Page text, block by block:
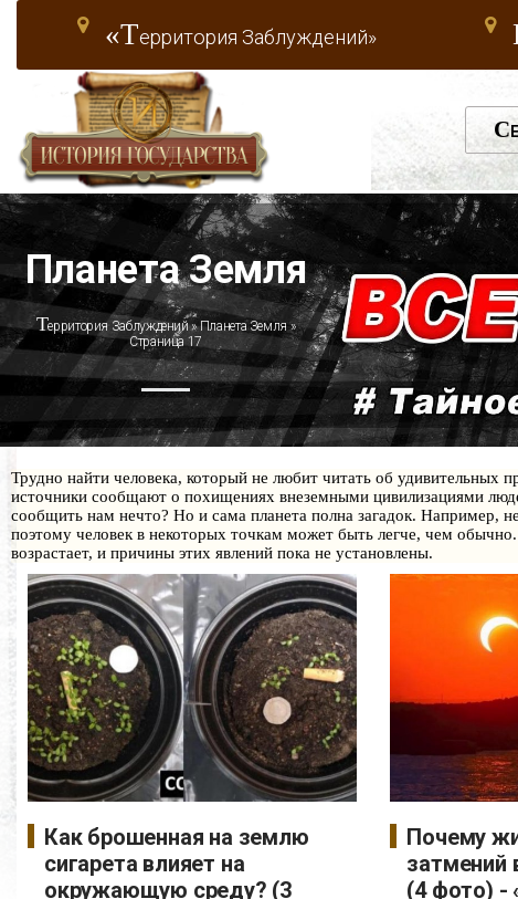
«Территория Заблуждений»
С
Планета Земля
Территория Заблуждений»Планета Земля»
Страница 17
Трудно найти человека, который не любит читать об удивительных
источники сообщают о похищениях внеземными цивилизациями
сообщить нам нечто? Но и сама планета полна загадок. Например,
поэтому человек в некоторых точкам может быть легче, чем
возрастает, и причины этих явлений пока не установлены.
Как брошенная на землю
сигарета влияет на
окружающую среду? (3
Почему
затмений
(4 фото) -